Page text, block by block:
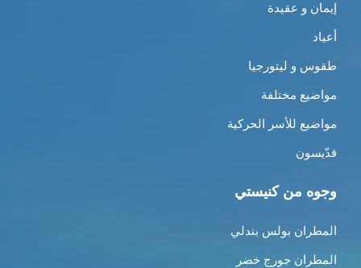
إيمان و عقيدة
أعياد
طقوس و ليتورجيا
مواضيع مختلفة
مواضيع للأسر الحركية
قدّيسون
وجوه من كنيستي
المطران بولس بندلي
المطران جورج خضر